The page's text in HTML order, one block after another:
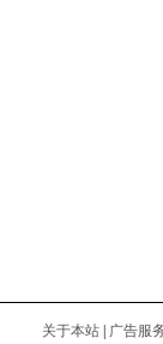
关于本站
广告服